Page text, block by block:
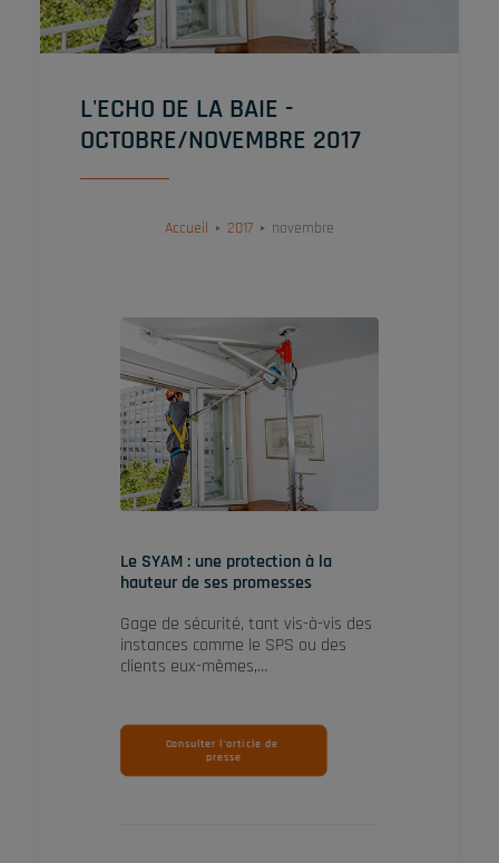
L'ECHO DE LA BAIE -
OCTOBRE/NOVEMBRE 2017
Accueil 2017 novembre
Le SYAM : une protection à la
hauteur de ses promesses
Gage de sécurité, tant vis-à-vis des
instances comme le SPS ou des
clients eux-mêmes,…
Consulter l'article de
presse